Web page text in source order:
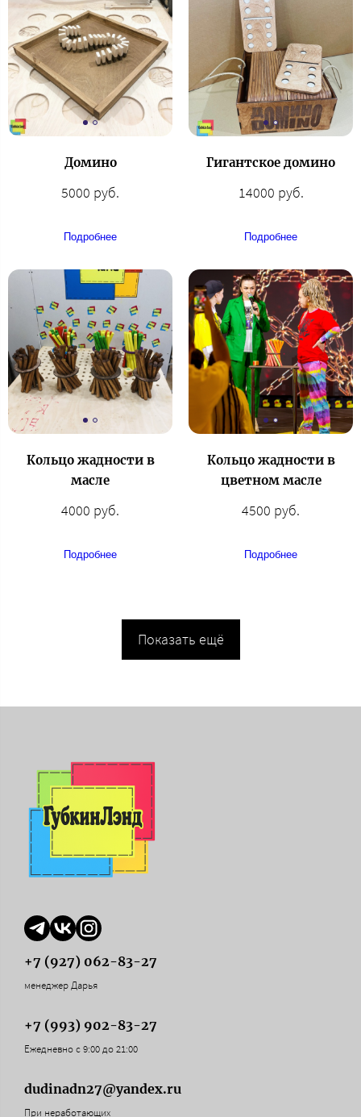
Домино
5000 руб.
Подробнее
Гигантское домино
14000 руб.
Подробнее
Кольцо жадности в
масле
4000 руб.
Подробнее
Кольцо жадности в
цветном масле
4500 руб.
Подробнее
Показать ещё
+7 (927) 062-83-27
менеджер Дарья
+7 (993) 902-83-27
Ежедневно с 9:00 до 21:00
dudinadn27@yandex.ru
При неработающих